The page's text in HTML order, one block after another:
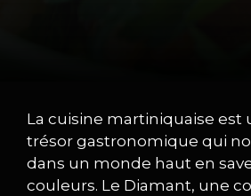
La cuisine martiniquaise est
trésor gastronomique qui
dans un monde haut en
couleurs. Le Diamant, une